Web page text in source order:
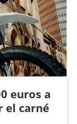
euros a
el carné